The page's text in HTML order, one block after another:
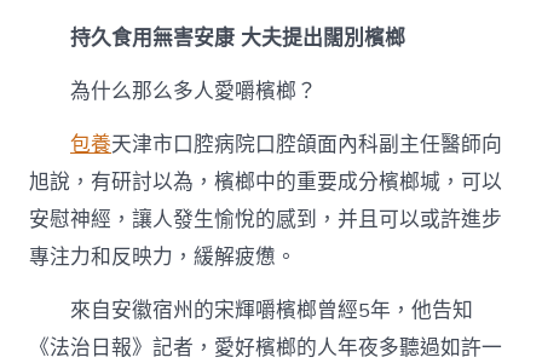
持久食用無害安康大夫提出闊別檳榔
為什么那么多人愛嚼檳榔？
包養天津市口腔病院口腔頜面內科副主任醫師向
旭說，有研討以為，檳榔中的重要成分檳榔堿，可以
安慰神經，讓人發生愉悅的感到，并且可以或許進步
專注力和反映力，緩解疲憊。
來自安徽宿州的宋輝嚼檳榔曾經5年，他告知
《法治日報》記者，愛好檳榔的人年夜多聽過如許一